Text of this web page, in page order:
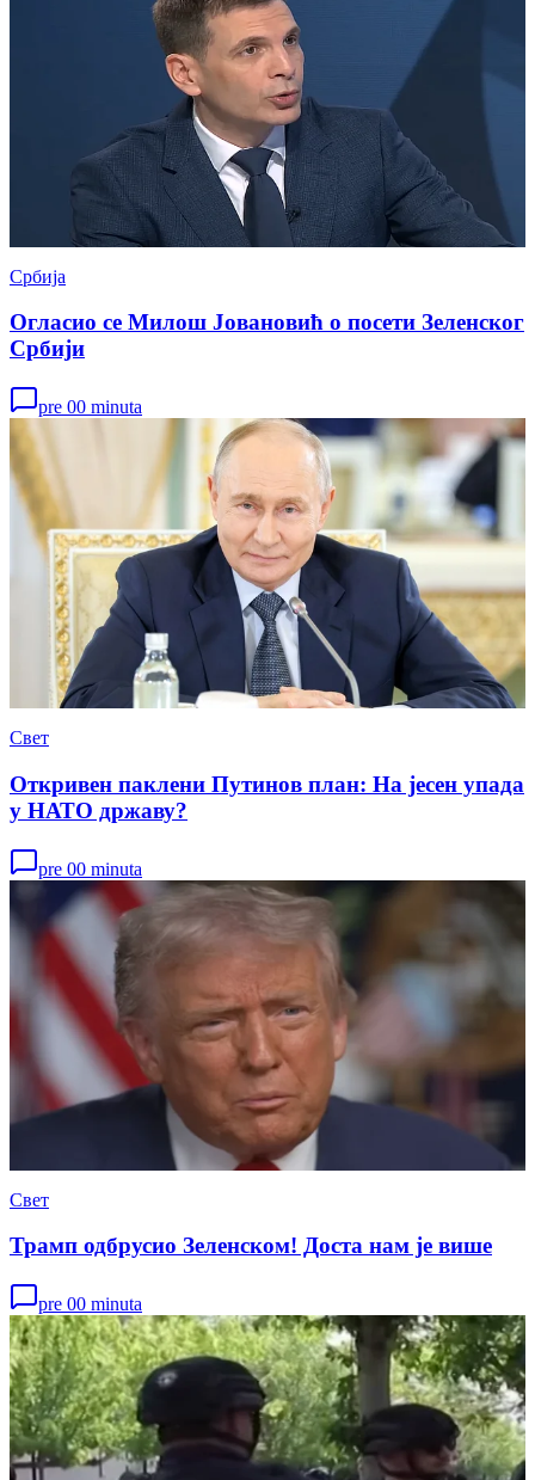
Србија
Огласио се Милош Јовановић о посети Зеленског
Србији
pre 00 minuta
Свет
Откривен паклени Путинов план: На јесен упада
у НАТО државу?
pre 00 minuta
Свет
Трамп одбрусио Зеленском! Доста нам је више
pre 00 minuta